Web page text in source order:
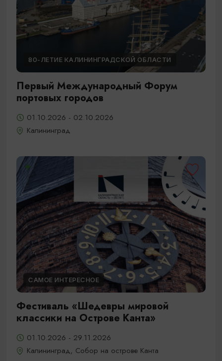
80-ЛЕТИЕ КАЛИНИНГРАДСКОЙ ОБЛАСТИ
Первый Международный Форум
портовых городов
01.10.2026 - 02.10.2026
Калининград
САМОЕ ИНТЕРЕСНОЕ
Фестиваль «Шедевры мировой
классики на Острове Канта»
01.10.2026 - 29.11.2026
Калининград, Собор на острове Канта